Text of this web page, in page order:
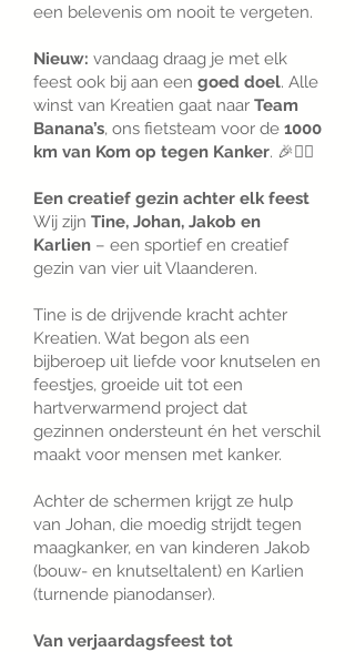
een belevenis om nooit te vergeten.
Nieuw: vandaag draag je met elk
feest ook bij aan een goed doel. Alle
winst van Kreatien gaat naar Team
Banana’s, ons fietsteam voor de 1000
km van Kom op tegen Kanker. 🎉🚴‍♂️
Een creatief gezin achter elk feest
Wij zijn Tine, Johan, Jakob en
Karlien – een sportief en creatief
gezin van vier uit Vlaanderen.
Tine is de drijvende kracht achter
Kreatien. Wat begon als een
bijberoep uit liefde voor knutselen en
feestjes, groeide uit tot een
hartverwarmend project dat
gezinnen ondersteunt én het verschil
maakt voor mensen met kanker.
Achter de schermen krijgt ze hulp
van Johan, die moedig strijdt tegen
maagkanker, en van kinderen Jakob
(bouw- en knutseltalent) en Karlien
(turnende pianodanser).
Van verjaardagsfeest tot